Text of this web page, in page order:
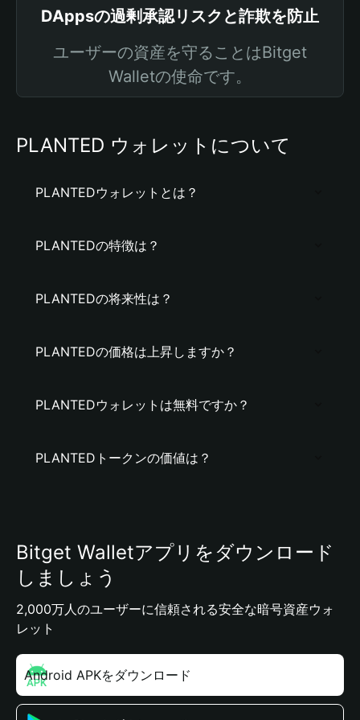
DAppsの過剰承認リスクと詐欺を防止
ユーザーの資産を守ることはBitget
Walletの使命です。
PLANTED ウォレットについて
PLANTEDウォレットとは？
PLANTEDの特徴は？
PLANTEDの将来性は？
PLANTEDの価格は上昇しますか？
PLANTEDウォレットは無料ですか？
PLANTEDトークンの価値は？
Bitget Walletアプリをダウンロード
しましょう
2,000万人のユーザーに信頼される安全な暗号資産ウォ
レット
Android APKをダウンロード